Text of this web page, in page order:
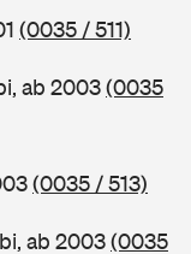
(0035 / 511)
ab 2003(0035
(0035 / 513)
ab 2003(0035